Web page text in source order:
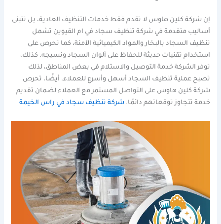
إن شركة كلين هاوس لا تقدم فقط خدمات التنظيف العادية، بل تتبنى
أساليب متقدمة في شركة تنظيف سجاد في ام القيوين تشمل
تنظيف السجاد بالبخار والمواد الكيميائية الآمنة، كما تحرص على
استخدام تقنيات حديثة للحفاظ على ألوان السجاد ونسيجه. كذلك،
توفر الشركة خدمة التوصيل والاستلام في بعض المناطق، لذلك
تصبح عملية تنظيف السجاد أسهل وأسرع للعملاء. أيضًا، تحرص
شركة كلين هاوس على التواصل المستمر مع العملاء لضمان تقديم
خدمة تتجاوز توقعاتهم دائمًا.شركة تنظيف سجاد في راس الخيمة